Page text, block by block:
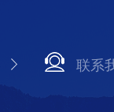
联系